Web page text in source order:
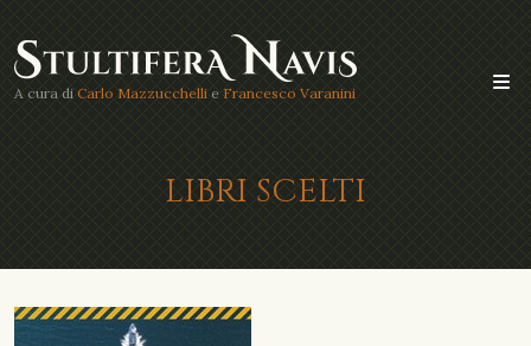
A cura di Carlo Mazzucchelli e Francesco Varanini
LIBRI SCELTI